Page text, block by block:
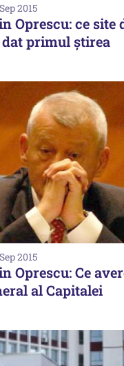
2015
Oprescu: ce site
primul știrea
2015
Oprescu: Ce
al Capitalei